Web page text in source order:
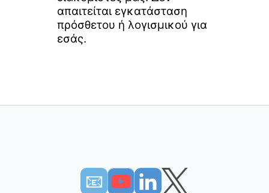
απαιτείται εγκατάσταση
πρόσθετου ή λογισμικού για
εσάς.
📧︎